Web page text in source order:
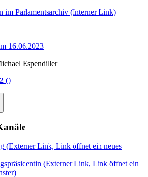
im Parlamentsarchiv (Interner Link)
16.06.2023
Espendiller
()
(Externer Link, Link öffnet ein neues
(Externer Link, Link öffnet ein